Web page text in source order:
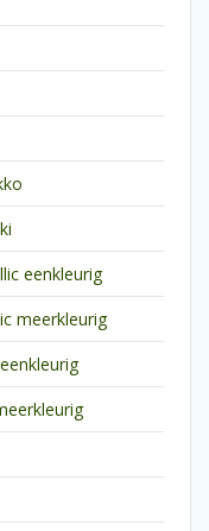
eenkleurig
meerkleurig